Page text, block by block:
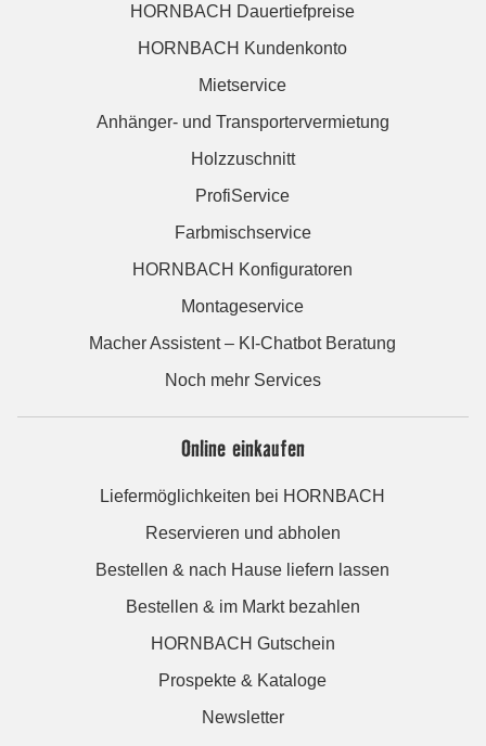
HORNBACH Dauertiefpreise
HORNBACH Kundenkonto
Mietservice
Anhänger- und Transportervermietung
Holzzuschnitt
ProfiService
Farbmischservice
HORNBACH Konfiguratoren
Montageservice
Macher Assistent – KI-Chatbot Beratung
Noch mehr Services
Online einkaufen
Liefermöglichkeiten bei HORNBACH
Reservieren und abholen
Bestellen & nach Hause liefern lassen
Bestellen & im Markt bezahlen
HORNBACH Gutschein
Prospekte & Kataloge
Newsletter